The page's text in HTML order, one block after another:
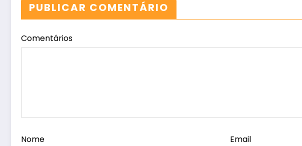
PUBLICAR COMENTÁRIO
Comentários
Nome Email